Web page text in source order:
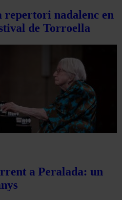
nadalenc en
de Torroella
a Peralada: un